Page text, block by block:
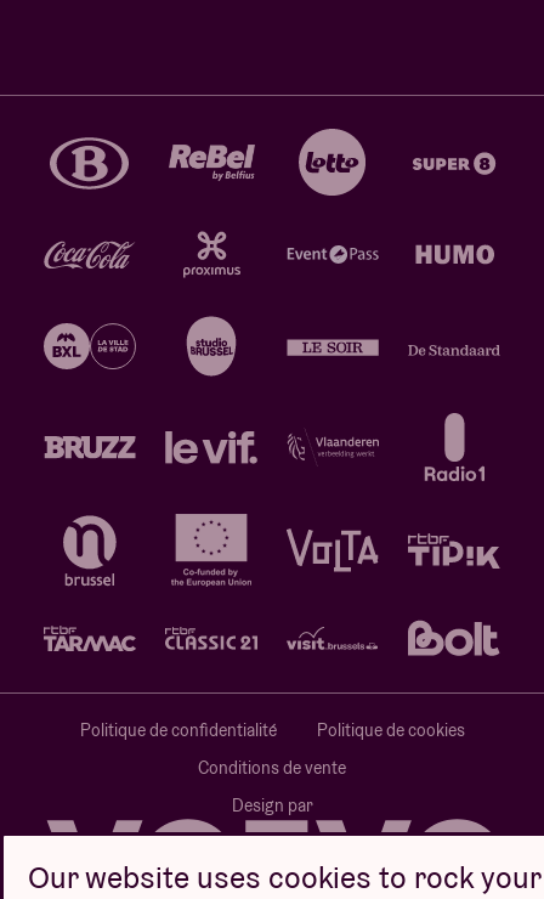
Politique de confidentialité
Politique de cookies
Conditions de vente
Design par
Our website uses cookies to rock your